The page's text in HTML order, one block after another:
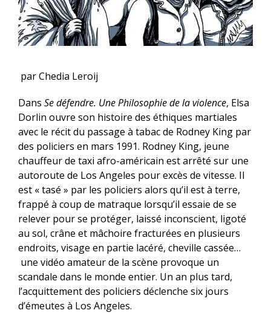
par Chedia Leroij
Dans Se défendre. UnePhilosophie de la violence, Elsa
Dorlin ouvre son histoire des éthiques martiales
avec le récit du passage à tabac de Rodney King par
des policiers en mars 1991. Rodney King, jeune
chauffeur de taxi afro-américain est arrêté sur une
autoroute de Los Angeles pour excès de vitesse. Il
est « tasé » par les policiers alors qu’il est à terre,
frappé à coup de matraque lorsqu’il essaie de se
relever pour se protéger, laissé inconscient, ligoté
au sol, crâne et mâchoire fracturées en plusieurs
endroits, visage en partie lacéré, cheville cassée…
une vidéo amateur de la scène provoque un
scandale dans le monde entier. Un an plus tard,
l’acquittement des policiers déclenche six jours
d’émeutes à Los Angeles.